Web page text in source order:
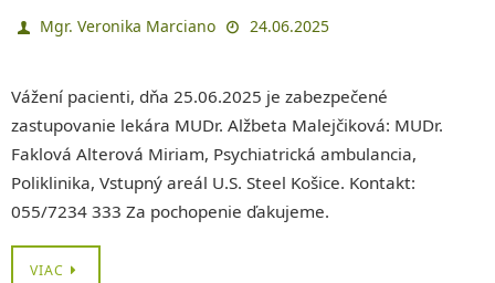
Mgr. Veronika Marciano 24.06.2025
Vážení pacienti, dňa 25.06.2025 je zabezpečené
zastupovanie lekára MUDr. Alžbeta Malejčiková: MUDr.
Faklová Alterová Miriam, Psychiatrická ambulancia,
Poliklinika, Vstupný areál U.S. Steel Košice. Kontakt:
055/7234 333 Za pochopenie ďakujeme.
VIAC